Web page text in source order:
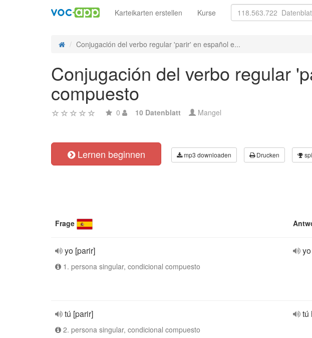
Karteikarten erstellen Kurse
Conjugación del verbo regular 'parir' en español e...
Conjugación del verbo regular
compuesto
0 10 Datenblatt Mangel
Lernen beginnen mp3 downloaden Drucken
Frage
yo [parir]
1. persona singular, condicional compuesto
tú [parir]
2. persona singular, condicional compuesto
tú